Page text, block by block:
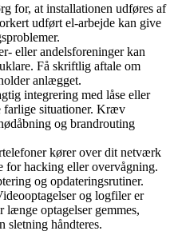
for, at installationen udføres af
udført el‑arbejde kan give
eller andelsforeninger kan
Få skriftlig aftale om
anlægget.
integrering med låse eller
farlige situationer. Kræv
og brandrouting
kører over dit netværk
hacking eller overvågning.
og opdateringsrutiner.
og logfiler er
optagelser gemmes,
sletning håndteres.